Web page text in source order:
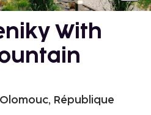
With
République